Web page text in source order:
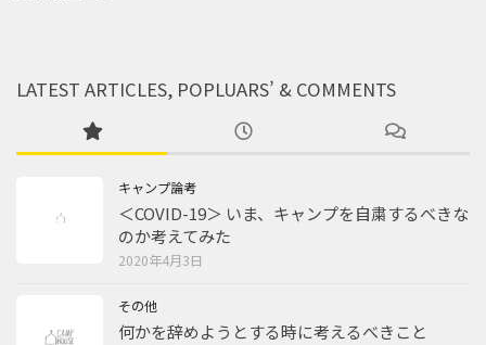
LATEST ARTICLES, POPLUARS’ & COMMENTS
キャンプ論考
＜COVID-19＞ いま、キャンプを自粛するべきな
のか考えてみた
2020年4月3日
その他
何かを辞めようとする時に考えるべきこと